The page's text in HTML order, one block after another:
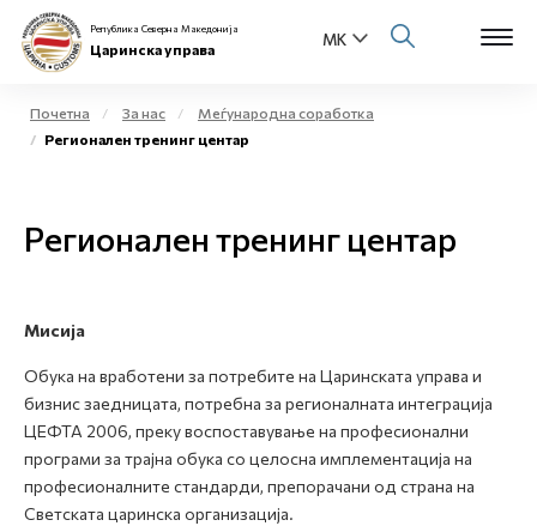
Физички лица
Open
Медиа центар
Контакт
Република Северна Македонија
Царинска управа
Почетна За нас
Меѓународна соработка
Регионален тренинг центар
Регионален тренинг центар
Мисија
Обука на вработени за потребите на Царинската управа и
бизнис заедницата, потребна за регионалната интеграција
ЦЕФТА 2006, преку воспоставување на професионални
програми за трајна обука со целосна имплементација на
професионалните стандарди, препорачани од страна на
Светската царинска организација.